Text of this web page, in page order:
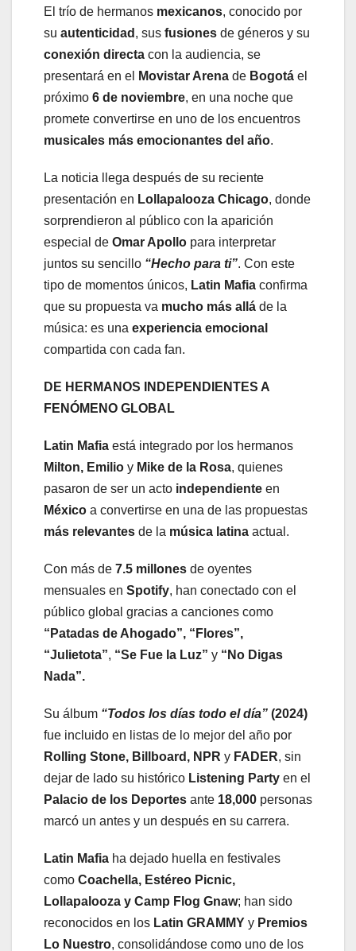
El trío de hermanos mexicanos, conocido por
su autenticidad , sus fusiones de géneros y su
conexión directa con la audiencia, se
presentará en el
Movistar Arena de Bogotá el
próximo 6 de noviembre, en una noche que
promete convertirse en uno de los encuentros
musicales más emocionantes del año.
La noticia llega después de su reciente
presentación en Lollapalooza Chicago, donde
sorprendieron al público con la aparición
especial de Omar Apollo para interpretar
juntos su sencillo “Hecho para ti”. Con este
tipo de momentos únicos, Latin Mafia confirma
que su propuesta va mucho más allá de la
música: es una experiencia emocional
compartida con cada fan.
DE HERMANOS INDEPENDIENTES A
FENÓMENO GLOBAL
Latin Mafia está integrado por los hermanos
Milton, Emilio y Mike de la Rosa, quienes
pasaron de ser un acto independiente en
México a convertirse en una de las propuestas
más relevantes de la música latina actual.
Con más de 7.5 millones de oyentes
mensuales en Spotify, han conectado con el
público global gracias a canciones como
“Patadas de Ahogado”, “Flores”,
“Julietota”, “Se Fue la Luz” y “No Digas
Nada”.
Su álbum “Todos los días todo el día” (2024)
fue incluido en listas de lo mejor del año por
Rolling Stone, Billboard, NPR y FADER, sin
dejar de lado su histórico Listening Party en el
Palacio de los Deportes ante 18,000 personas
marcó un antes y un después en su carrera.
Latin Mafia ha dejado huella en festivales
como Coachella, Estéreo Picnic,
Lollapalooza y Camp Flog Gnaw; han sido
reconocidos en los Latin GRAMMY y Premios
Lo Nuestro, consolidándose como uno de los